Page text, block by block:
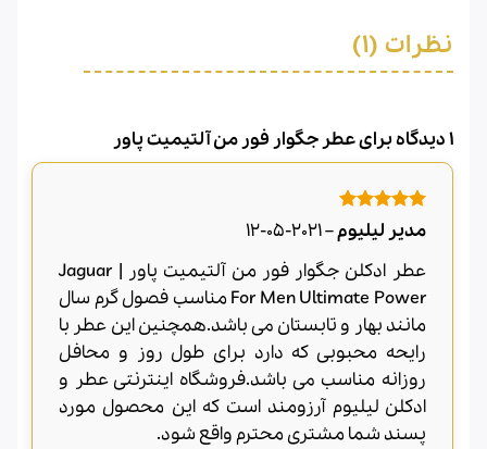
نظرات (1)
1 دیدگاه برای عطر جگوار فور من آلتیمیت پاور
امتیاز 5از
5
مدیر لیلیوم–
2021-05-12
عطر ادکلن جگوار فور من آلتیمیت پاور | Jaguar
For Men Ultimate Power مناسب فصول گرم سال
مانند بهار و تابستان می باشد.همچنین این عطر با
رایحه محبوبی که دارد برای طول روز و محافل
روزانه مناسب می باشد.فروشگاه اینترنتی عطر و
ادکلن لیلیوم آرزومند است که این محصول مورد
پسند شما مشتری محترم واقع شود.